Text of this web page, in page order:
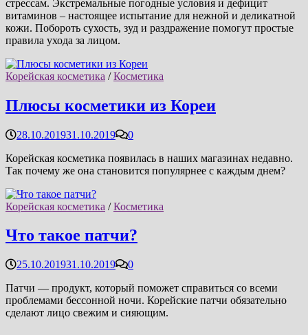
стрессам. Экстремальные погодные условия и дефицит
витаминов – настоящее испытание для нежной и деликатной
кожи. Побороть сухость, зуд и раздражение помогут простые
правила ухода за лицом.
Корейская косметика /Косметика
Плюсы косметики из Кореи
28.10.201931.10.2019
0
Корейская косметика появилась в наших магазинах недавно.
Так почему же она становится популярнее с каждым днем?
Корейская косметика /Косметика
Что такое патчи?
25.10.201931.10.2019
0
Патчи — продукт, который поможет справиться со всеми
проблемами бессонной ночи. Корейские патчи обязательно
сделают лицо свежим и сияющим.